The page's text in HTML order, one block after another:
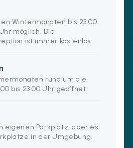
Wintermonaten bis 23:00
möglich. Die
ist immer kostenlos.
rund um die
bis 23.00 Uhr geöffnet.
eigenen Parkplatz, aber es
in der Umgebung.